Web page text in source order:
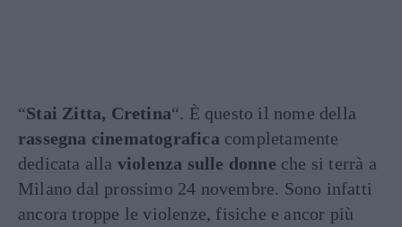
“Stai Zitta, Cretina“. È questo il nome della
rassegna cinematografica completamente
dedicata alla violenza sulle donne che si terrà a
Milano dal prossimo 24 novembre. Sono infatti
ancora troppe le violenze, fisiche e ancor più